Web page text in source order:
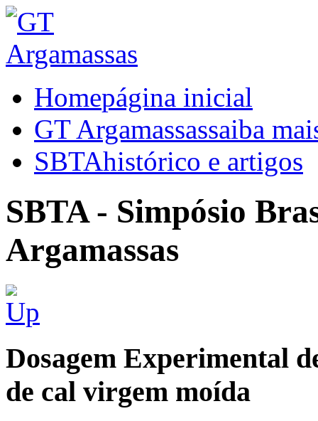
Homepágina inicial
GT Argamassassaiba
SBTAhistórico e artigos
SBTA - Simpósio
Argamassas
Dosagem Experimental
de cal virgem moída